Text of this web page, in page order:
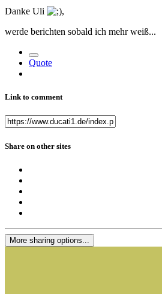
Danke Uli
,
werde berichten sobald ich mehr weiß...
Quote
Link to comment
Share on other sites
More sharing options...